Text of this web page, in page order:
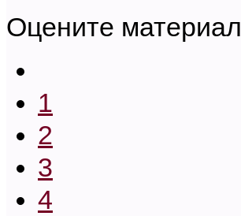
Оцените материал
1
2
3
4